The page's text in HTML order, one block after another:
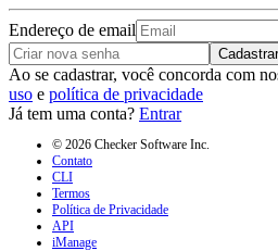
Endereço de email
Cadastrar
Ao se cadastrar, você concorda com
uso e política de privacidade
Já tem uma conta? Entrar
© 2026 Checker Software Inc.
Contato
CLI
Termos
Política de Privacidade
API
iManage